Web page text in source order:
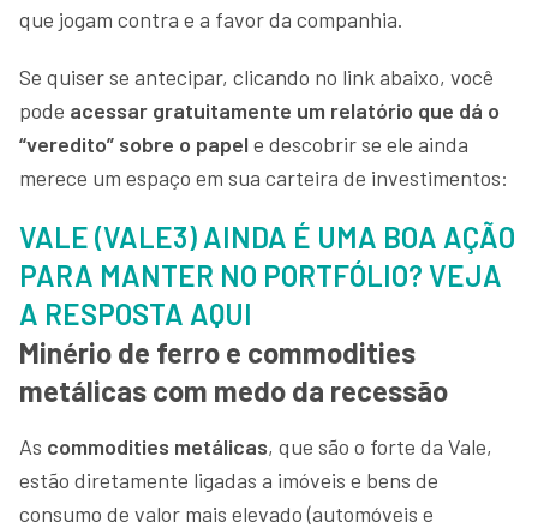
que jogam contra e a favor da companhia.
Se quiser se antecipar, clicando no link abaixo, você
pode acessar gratuitamente um relatório que dá o
“veredito” sobre o papel e descobrir se ele ainda
merece um espaço em sua carteira de investimentos:
VALE (VALE3) AINDA É UMA BOA AÇÃO
PARA MANTER NO PORTFÓLIO? VEJA
A RESPOSTA AQUI
Minério de ferro e commodities
metálicas com medo da recessão
As commodities metálicas, que são o forte da Vale,
estão diretamente ligadas a imóveis e bens de
consumo de valor mais elevado (automóveis e